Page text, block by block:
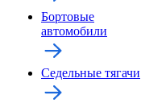
Бортовые
автомобили
Седельные тягачи